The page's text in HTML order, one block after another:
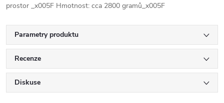
prostor _x005F Hmotnost: cca 2800 gramů_x005F
Parametry produktu
Recenze
Diskuse